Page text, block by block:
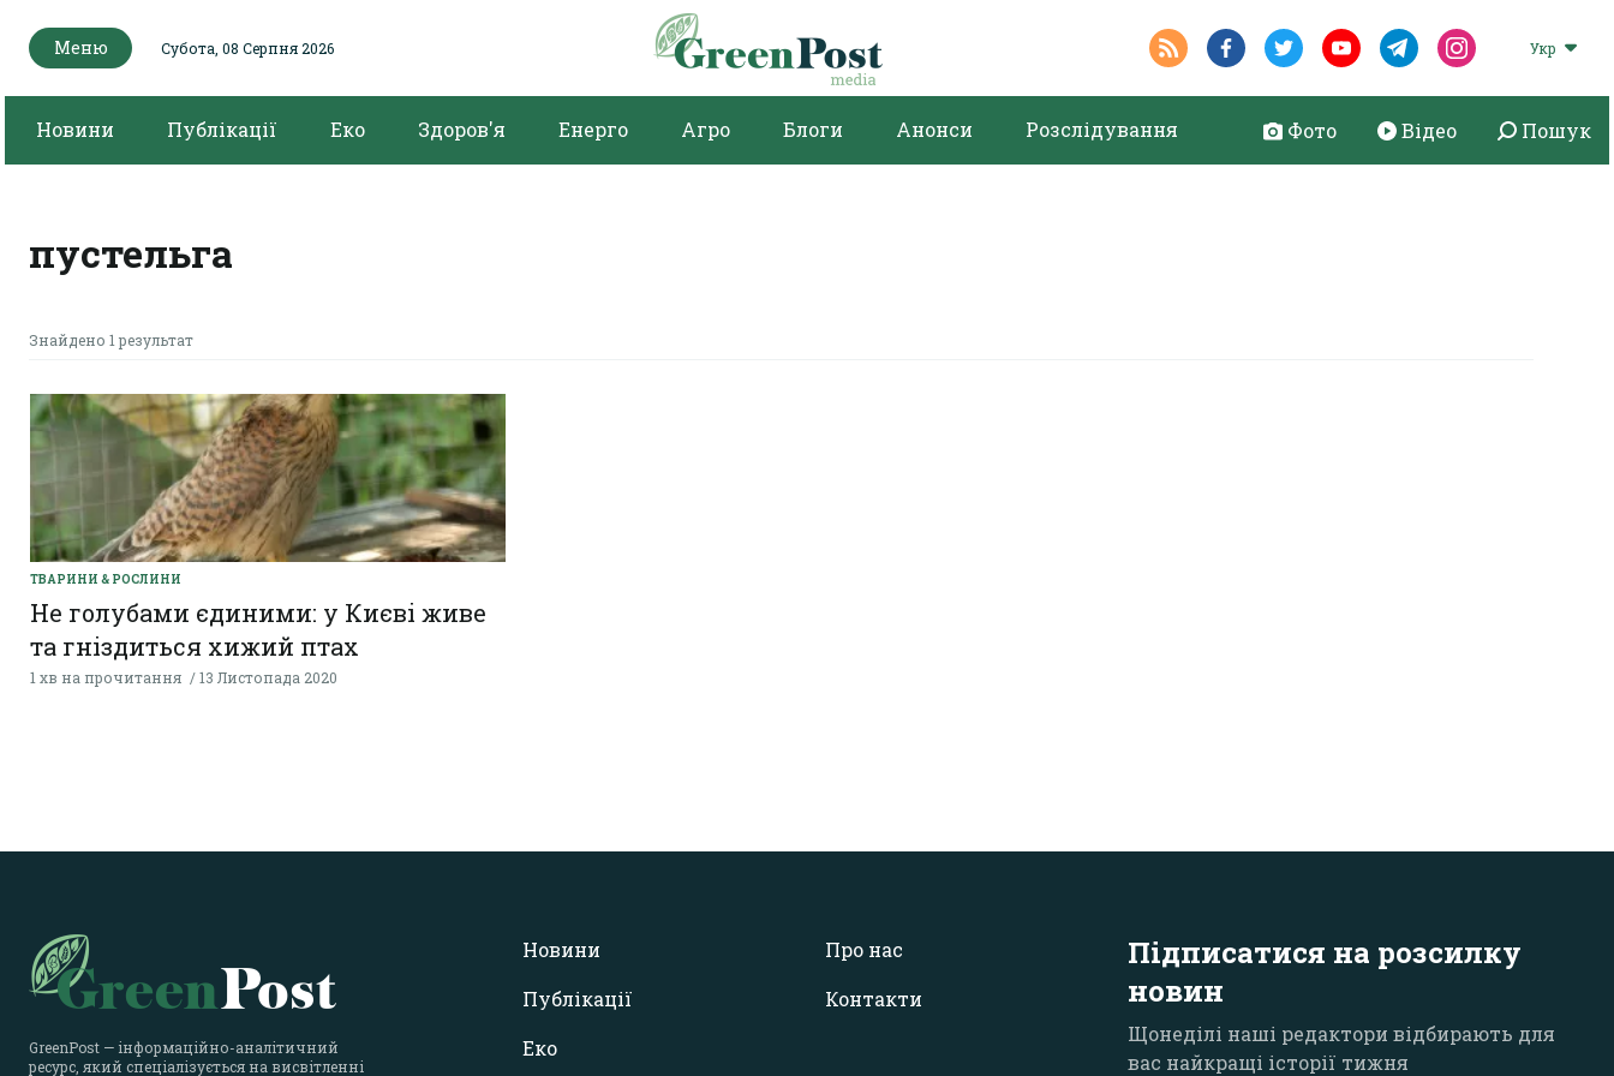
Меню Субота, 08 Серпня 2026 Укр
Новини Публікації Еко Здоров'я Енерго Агро Блоги Анонси Розслідування Фото Відео Пошук
пустельга
Знайдено 1 результат
ТВАРИНИ & РОСЛИНИ
Не голубами єдиними: у Києві живе
та гніздиться хижий птах
1 хв на прочитання 13 Листопада 2020
GreenPost — інформаційно-аналітичний
ресурс, який спеціалізується на висвітленні
Новини
Публікації
Еко
Про нас
Контакти
Підписатися на розсилку
новин
Щонеділі наші редактори відбирають для
вас найкращі історії тижня